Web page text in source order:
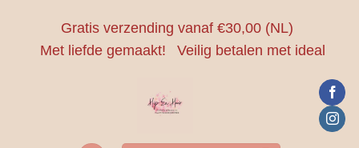
Gratis verzending vanaf €30,00 (NL)
Met liefde gemaakt!
Veilig betalen met ideal